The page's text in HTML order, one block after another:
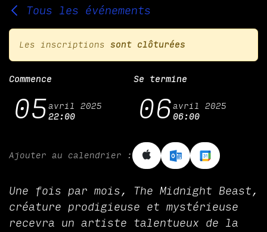
Tous les événements
Les inscriptions sont clôturées
Commence
05avril 2025
22:00
Se termine
06avril 2025
06:00
Ajouter au calendrier :
Une fois par mois, The Midnight Beast,
créature prodigieuse et mystérieuse
recevra un artiste talentueux de la